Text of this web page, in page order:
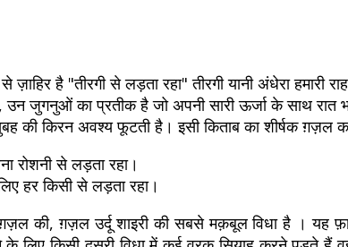
ज़ाहिर है "तीरगी से लड़ता रहा" तीरगी यानी अंधेरा
उन जुगनुओं का प्रतीक है जो अपनी सारी ऊर्जा के साथ
की किरन अवश्य फूटती है। इसी किताब का शीर्षक ग़ज़ल
रोशनी से लड़ता रहा।
हर किसी से लड़ता रहा।
की, ग़ज़ल उर्दू शाइरी की सबसे मक़बूल विधा है ।